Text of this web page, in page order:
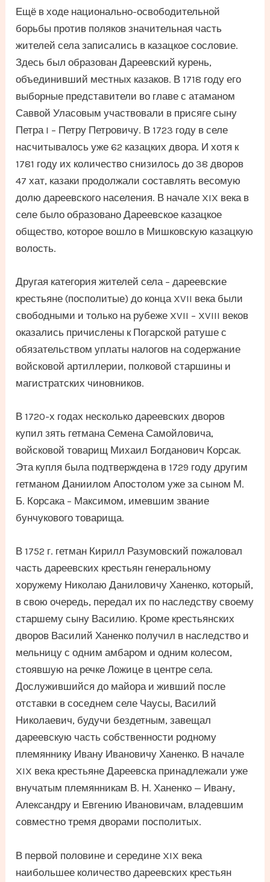
Ещё в ходе национально-освободительной
борьбы против поляков значительная часть
жителей села записались в казацкое сословие.
Здесь был образован Дареевский курень,
объединивший местных казаков. В 1718 году его
выборные представители во главе с атаманом
Саввой Уласовым участвовали в присяге сыну
Петра I – Петру Петровичу. В 1723 году в селе
насчитывалось уже 62 казацких двора. И хотя к
1781 году их количество снизилось до 38 дворов
47 хат, казаки продолжали составлять весомую
долю дареевского населения. В начале XIX века в
селе было образовано Дареевское казацкое
общество, которое вошло в Мишковскую казацкую
волость.
Другая категория жителей села – дареевские
крестьяне (посполитые) до конца XVII века были
свободными и только на рубеже XVII – XVIII веков
оказались причислены к Погарской ратуше с
обязательством уплаты налогов на содержание
войсковой артиллерии, полковой старшины и
магистратских чиновников.
В 1720-х годах несколько дареевских дворов
купил зять гетмана Семена Самойловича,
войсковой товарищ Михаил Богданович Корсак.
Эта купля была подтверждена в 1729 году другим
гетманом Даниилом Апостолом уже за сыном М.
Б. Корсака – Максимом, имевшим звание
бунчукового товарища.
В 1752 г. гетман Кирилл Разумовский пожаловал
часть дареевских крестьян генеральному
хоружему Николаю Даниловичу Ханенко, который,
в свою очередь, передал их по наследству своему
старшему сыну Василию. Кроме крестьянских
дворов Василий Ханенко получил в наследство и
мельницу с одним амбаром и одним колесом,
стоявшую на речке Ложице в центре села.
Дослужившийся до майора и живший после
отставки в соседнем селе Чаусы, Василий
Николаевич, будучи бездетным, завещал
дареевскую часть собственности родному
племяннику Ивану Ивановичу Ханенко. В начале
XIX века крестьяне Дареевска принадлежали уже
внучатым племянникам В. Н. Ханенко — Ивану,
Александру и Евгению Ивановичам, владевшим
совместно тремя дворами посполитых.
В первой половине и середине XIX века
наибольшее количество дареевских крестьян